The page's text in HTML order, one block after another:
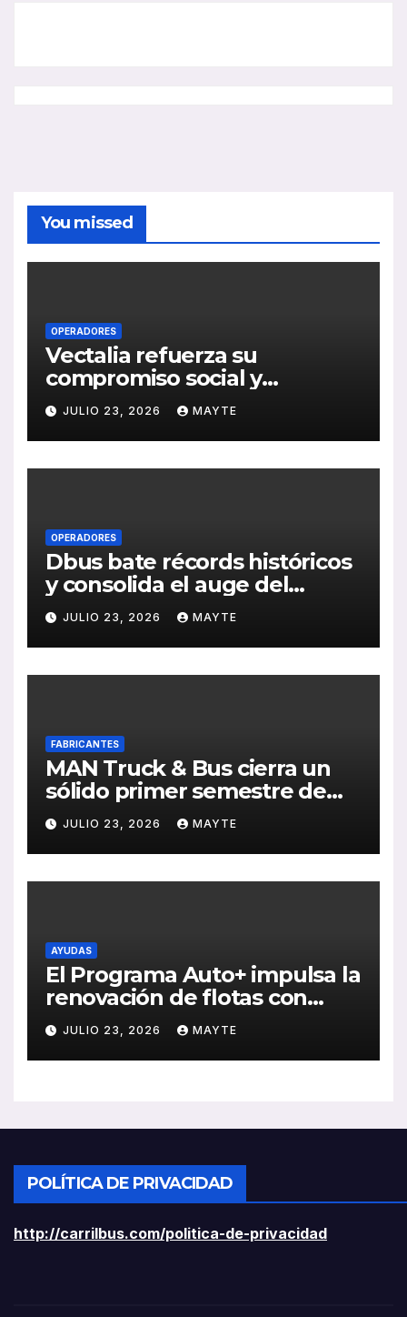
You missed
OPERADORES
Vectalia refuerza su
compromiso social y
medioambiental con la
publicación de su Memoria
de RSC 2025
JULIO 23, 2026 MAYTE
OPERADORES
Dbus bate récords históricos
y consolida el auge del
transporte público en San
Sebastián
JULIO 23, 2026 MAYTE
FABRICANTES
MAN Truck & Bus cierra un
sólido primer semestre de
2026 con crecimiento en
ventas, pedidos y
rentabilidad
JULIO 23, 2026 MAYTE
AYUDAS
El Programa Auto+ impulsa la
renovación de flotas con
ayudas a vehículos eléctricos
ligeros
JULIO 23, 2026 MAYTE
POLÍTICA DE PRIVACIDAD
http://carrilbus.com/politica-de-privacidad